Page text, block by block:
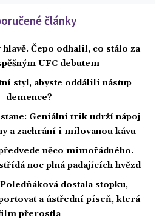
články
Čepo odhalil, co stálo za
UFC debutem
styl, abyste oddálili nástup
demence?
Geniální trik udrží nápoj
a zachrání i milovanou kávu
něco mimořádného.
noc plná padajících hvězd
dostala stopku,
a ústřední píseň, která
přerostla